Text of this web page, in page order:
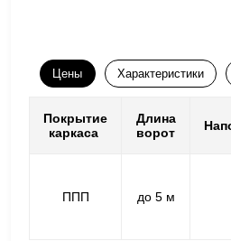
Цены Характеристики
Покрытие
каркаса
Длина
ворот
ППП до 5 м